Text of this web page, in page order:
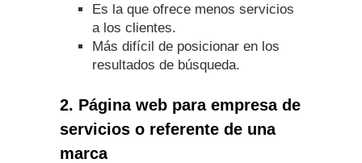
Es la que ofrece menos servicios
a los clientes.
Más difícil de posicionar en los
resultados de búsqueda.
2. Página web para empresa de
servicios o referente de una
marca